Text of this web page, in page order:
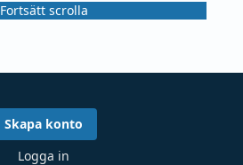
Fortsätt scrolla
Skapa konto
Logga in